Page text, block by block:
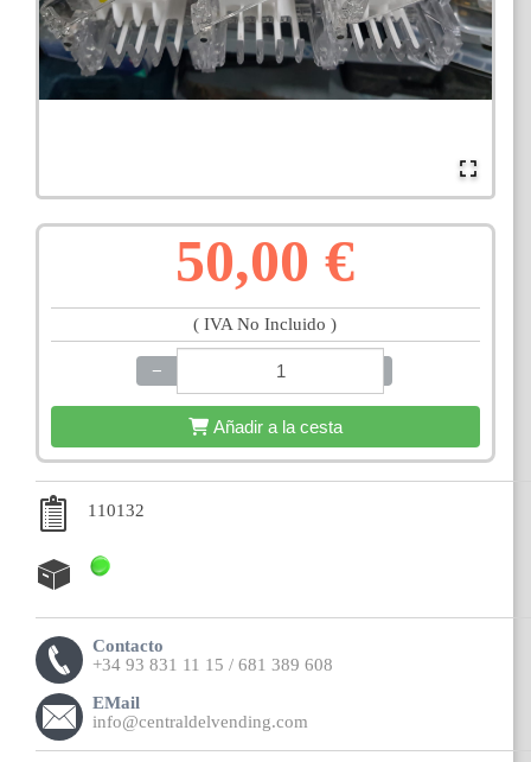
50,00 €
( IVA No Incluido )
−
Añadir a la cesta
110132
Contacto
+34 93 831 11 15 / 681 389 608
EMail
info@centraldelvending.com